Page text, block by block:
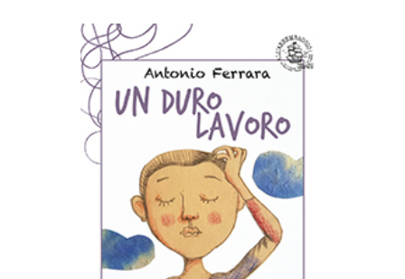
AGGIUNGI AL CARRELLO